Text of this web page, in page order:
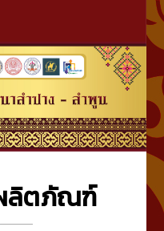
ลิตภัณฑ์